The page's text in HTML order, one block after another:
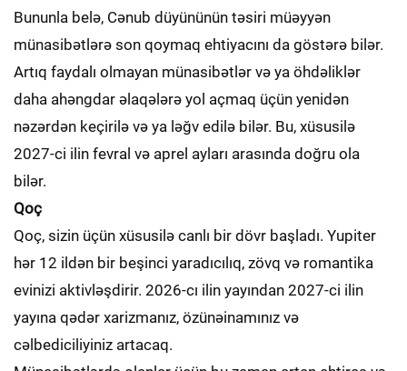
Bununla belə, Cənub düyününün təsiri müəyyən
münasibətlərə son qoymaq ehtiyacını da göstərə bilər.
Artıq faydalı olmayan münasibətlər və ya öhdəliklər
daha ahəngdar əlaqələrə yol açmaq üçün yenidən
nəzərdən keçirilə və ya ləğv edilə bilər. Bu, xüsusilə
2027-ci ilin fevral və aprel ayları arasında doğru ola
bilər.
Qoç
Qoç, sizin üçün xüsusilə canlı bir dövr başladı. Yupiter
hər 12 ildən bir beşinci yaradıcılıq, zövq və romantika
evinizi aktivləşdirir. 2026-cı ilin yayından 2027-ci ilin
yayına qədər xarizmanız, özünəinamınız və
cəlbediciliyiniz artacaq.